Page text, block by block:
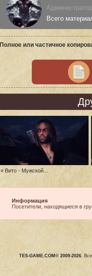
Всего
Полное или частичное
» Вито - Мужской...
Информация
Посетители, находящиеся в
TES-GAME.COM© 2009-2026. Все